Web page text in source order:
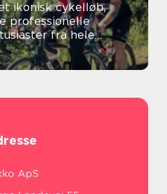
ikonisk cykelløb,
professionelle
fra hele